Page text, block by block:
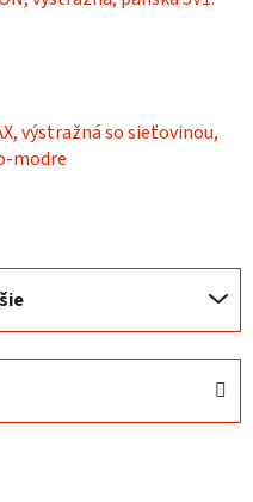
výstražná so sieťovinou,
modre